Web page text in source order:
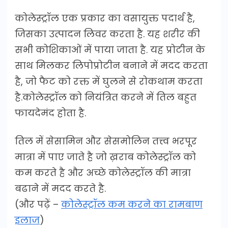
कोलेस्ट्रॉल एक प्रकार का वसायुक्त पदार्थ है,
जिसका उत्पादन लिवर करता है. यह शरीर की
सभी कोशिकाओं में पाया जाता है. यह प्रोटीन के
साथ मिलकर लिपोप्रोटीन बनाने में मदद करता
है, जो फैट को रक्त में घुलने से रोकथाम करता
है.कोलेस्ट्रॉल को नियंत्रित करने में तिल बहुत
फायदेमंद होता है.
तिल में सेसामिन और सेसमोलिन तत्त्व भरपूर
मात्रा में पाए जाते है जो ख़राब कोलेस्ट्रॉल को
कम करते है और अच्छे कोलेस्ट्रॉल की मात्रा
बढाने में मदद करते है.
(और पढ़ें – कोलेस्ट्रॉल कम करने का रामबाण
इलाज)